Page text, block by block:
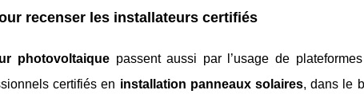
recenser les installateurs certifiés
photovoltaiquepassent aussi par l’usage de
certifiés en installation panneaux solaires, dans le